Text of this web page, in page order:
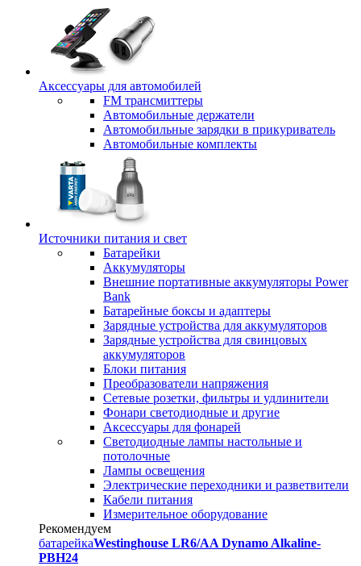
Аксессуары для автомобилей
FM трансмиттеры
Автомобильные держатели
Автомобильные зарядки в прикуриватель
Автомобильные комплекты
Источники питания и свет
Батарейки
Аккумуляторы
Внешние портативные аккумуляторы Power
Bank
Батарейные боксы и адаптеры
Зарядные устройства для аккумуляторов
Зарядные устройства для свинцовых
аккумуляторов
Блоки питания
Преобразователи напряжения
Сетевые розетки, фильтры и удлинители
Фонари светодиодные и другие
Аксессуары для фонарей
Светодиодные лампы настольные и
потолочные
Лампы освещения
Электрические переходники и разветвители
Кабели питания
Измерительное оборудование
Рекомендуем
батарейкаWestinghouse LR6/AA Dynamo Alkaline-
PBH24